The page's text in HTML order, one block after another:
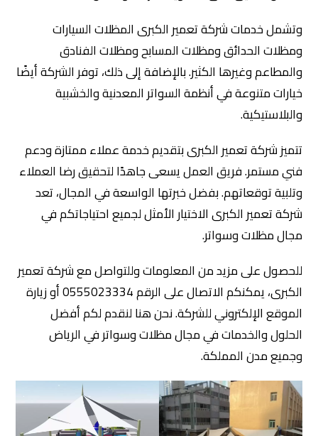
وتشمل خدمات شركة تعمير الكبرى المظلات السيارات
ومظلات الحدائق ومظلات المسابح ومظلات الفنادق
والمطاعم وغيرها الكثير. بالإضافة إلى ذلك، توفر الشركة أيضًا
خيارات متنوعة في أنظمة السواتر المعدنية والخشبية
والبلاستيكية.
تتميز شركة تعمير الكبرى بتقديم خدمة عملاء ممتازة ودعم
فني مستمر. فريق العمل يسعى جاهدًا لتحقيق رضا العملاء
وتلبية توقعاتهم. بفضل خبرتها الواسعة في المجال، تعد
شركة تعمير الكبرى الاختيار الأمثل لجميع احتياجاتكم في
مجال مظلات وسواتر.
للحصول على مزيد من المعلومات وللتواصل مع شركة تعمير
الكبرى، يمكنكم الاتصال على الرقم 0555023334 أو زيارة
الموقع الإلكتروني للشركة. نحن هنا لنقدم لكم أفضل
الحلول والخدمات في مجال مظلات وسواتر في الرياض
وجميع مدن المملكة.